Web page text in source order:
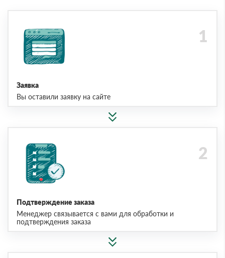
Заявка
Вы оставили заявку на сайте
Подтверждение заказа
Менеджер связывается с вами для обработки и
подтверждения заказа